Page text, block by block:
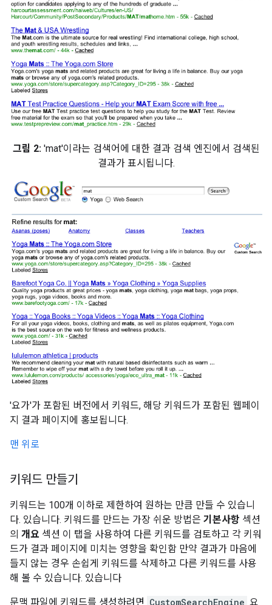
그림 2:'mat'이라는 검색어에 대한 결과 검색 엔진에서 검색된
결과가 표시됩니다.
'요가'가 포함된 버전에서 키워드, 해당 키워드가 포함된 웹페이
지 결과 페이지에 홍보됩니다.
맨 위로
키워드 만들기
키워드는 100개 이하로 제한하여 원하는 만큼 만들 수 있습니
다. 있습니다. 키워드를 만드는 가장 쉬운 방법은 기본사항 섹션
의 개요 섹션 이 탭을 사용하여 다른 키워드를 검토하고 각 키워
드가 결과 페이지에 미치는 영향을 확인함 만약 결과가 마음에
들지 않는 경우 손쉽게 키워드를 삭제하고 다른 키워드를 사용
해 볼 수 있습니다. 있습니다
문맥 파일에 키워드를 생성하려면 CustomSearchEngine 요